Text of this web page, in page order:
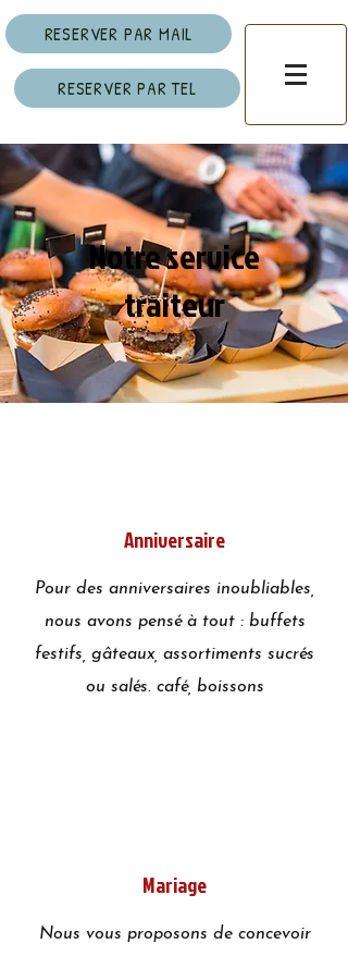
RESERVER PAR MAIL
RESERVER PAR TEL
Notre service
traiteur
Anniversaire
Pour des anniversaires inoubliables,
nous avons pensé à tout : buffets
festifs, gâteaux, assortiments sucrés
ou salés. café, boissons
Mariage
Nous vous proposons de concevoir